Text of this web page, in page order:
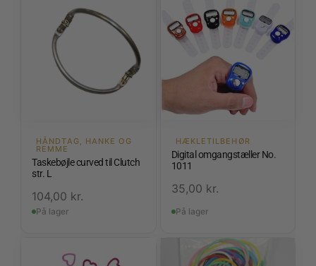
HÅNDTAG, HANKE OG
REMME
Taskebøjle curved til Clutch
str. L
104,00 kr.
På lager
HÆKLETILBEHØR
Digital omgangstæller No.
1011
35,00 kr.
På lager